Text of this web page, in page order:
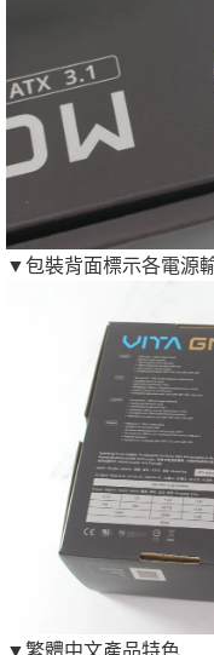
▼包裝背面標示各電源